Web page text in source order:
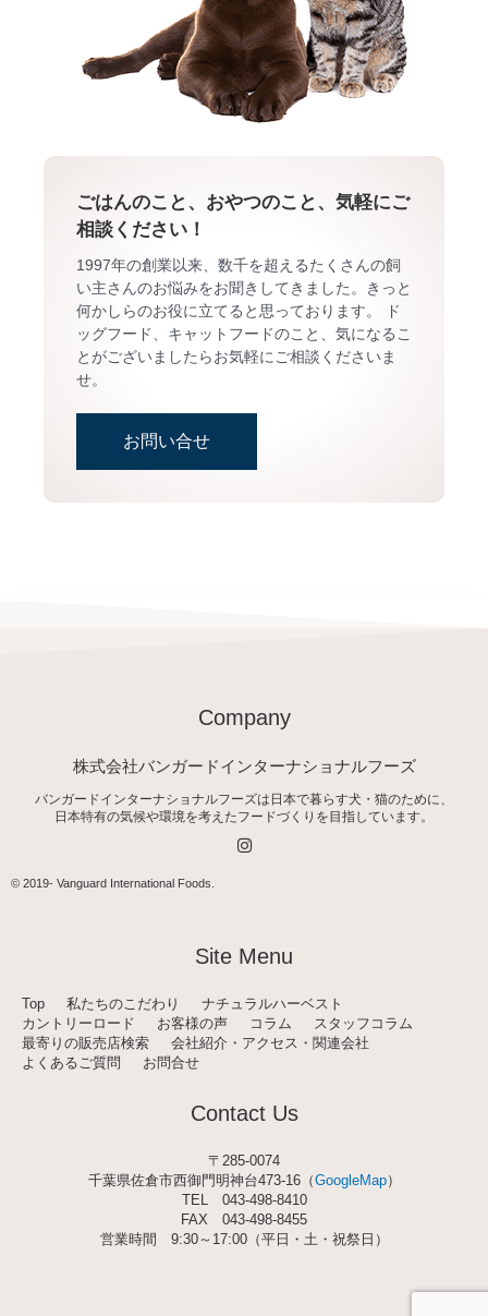
ごはんのこと、おやつのこと、気軽にご
相談ください！
1997年の創業以来、数千を超えるたくさんの飼
い主さんのお悩みをお聞きしてきました。きっと
何かしらのお役に立てると思っております。 ド
ッグフード、キャットフードのこと、気になるこ
とがございましたらお気軽にご相談くださいま
せ。
お問い合せ
Company
株式会社バンガードインターナショナルフーズ
バンガードインターナショナルフーズは日本で暮らす犬・猫のために、
日本特有の気候や環境を考えたフードづくりを目指しています。
I
n
a
m
© 2019- Vanguard International Foods
Site Menu
Top 私たちのこだわり
ナチュラルハーベスト
カントリーロード
お客様の声 コラム
スタッフコラム
最寄りの販売店検索
会社紹介・アクセス・関連会社
よくあるご質問
お問合せ
Contact Us
〒285-0074
千葉県佐倉市西御門明神台473-16（GoogleMap）
TEL 043-498-8410
FAX 043-498-8455
営業時間 9:30～17:00（平日・土・祝祭日）